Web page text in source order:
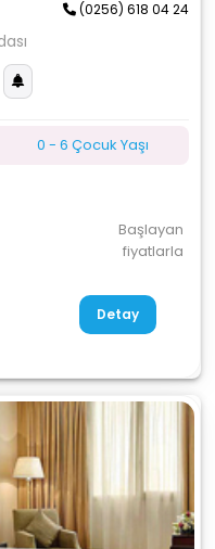
(0256) 618 04 24
0 - 6 Çocuk Yaşı
Başlayan
fiyatlarla
Detay